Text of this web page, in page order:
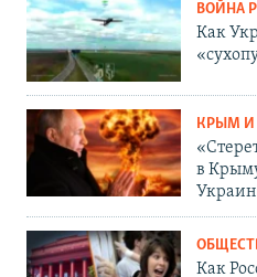
ВОЙНА
Как
КРЫМ И
в
Как